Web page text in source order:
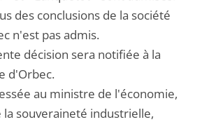
des conclusions de la société
n'est pas admis.
décision sera notifiée à la
d'Orbec.
au ministre de l'économie,
la souveraineté industrielle,